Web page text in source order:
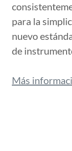
para la
nuevo
de
Más